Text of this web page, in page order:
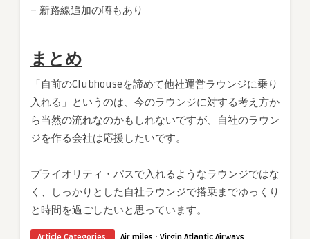
– 新路線追加の噂もあり
まとめ
「自前のClubhouseを諦めて他社運営ラウンジに乗り
入れる」というのは、今のラウンジに対する考え方か
ら当然の流れなのかもしれないですが、自社のラウン
ジを作る会社は応援したいです。
プライオリティ・パスで入れるようなラウンジではな
く、しっかりとした自社ラウンジで搭乗までゆっくり
と時間を過ごしたいと思っています。
·